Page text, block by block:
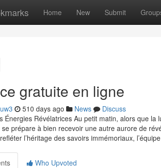
Home New Submit
gratuite en ligne
510 days ago News
Discuss
Énergies Révélatrices Au petit matin, alors que
prépare à bien recevoir une autre aurore de
l’héritage des savoirs immémoriaux, l’équipe
Who Upvoted